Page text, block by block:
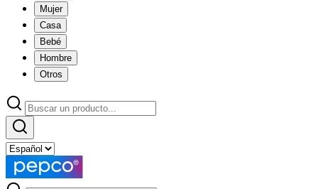
Mujer
Casa
Bebé
Hombre
Otros